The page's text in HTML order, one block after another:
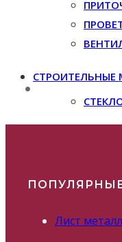
СТРОИТЕЛЬНЫЕ
Лист